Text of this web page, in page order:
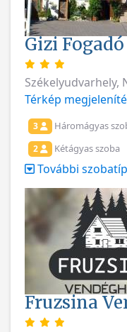
Gizi Fogadó
Székelyudvarhely,
Térkép
3 Háromágyas
2 Kétágyas szoba
További
Fruzsina